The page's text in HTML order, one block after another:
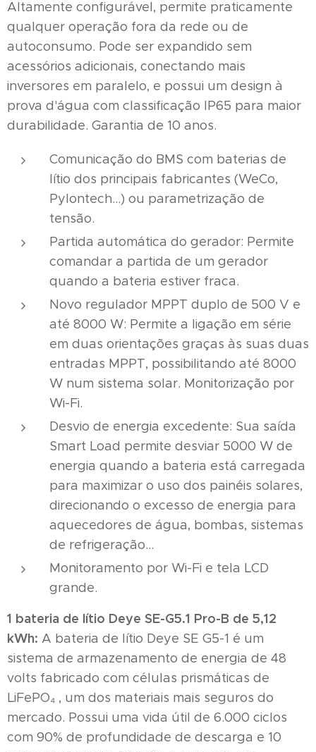
Altamente configurável, permite praticamente
qualquer operação fora da rede ou de
autoconsumo. Pode ser expandido sem
acessórios adicionais, conectando mais
inversores em paralelo, e possui um design à
prova d'água com classificação IP65 para maior
durabilidade. Garantia de 10 anos.
Comunicação do BMS com baterias de
lítio dos principais fabricantes (WeCo,
Pylontech...) ou parametrização de
tensão.
Partida automática do gerador: Permite
comandar a partida de um gerador
quando a bateria estiver fraca.
Novo regulador MPPT duplo de 500 V e
até 8000 W: Permite a ligação em série
em duas orientações graças às suas duas
entradas MPPT, possibilitando até 8000
W num sistema solar. Monitorização por
Wi-Fi.
Desvio de energia excedente: Sua saída
Smart Load permite desviar 5000 W de
energia quando a bateria está carregada
para maximizar o uso dos painéis solares,
direcionando o excesso de energia para
aquecedores de água, bombas, sistemas
de refrigeração...
Monitoramento por Wi-Fi e tela LCD
grande.
1 bateria de lítio Deye SE-G5.1 Pro-B de 5,12
kWh: A bateria de lítio Deye SE G5-1 é um
sistema de armazenamento de energia de 48
volts fabricado com células prismáticas de
LiFePO₄ , um dos materiais mais seguros do
mercado. Possui uma vida útil de 6.000 ciclos
com 90% de profundidade de descarga e 10